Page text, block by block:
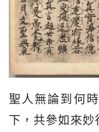
聖人無論到何
下，共參如來